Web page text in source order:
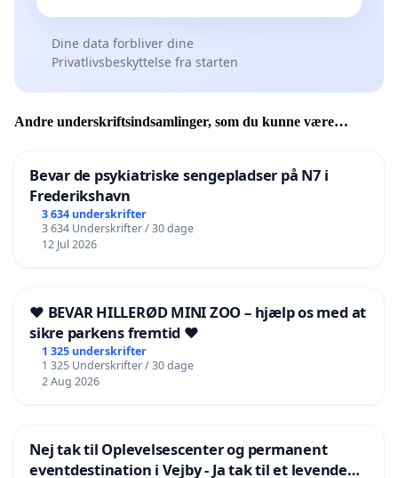
Dine data forbliver dine
Privatlivsbeskyttelse fra starten
Andre underskriftsindsamlinger, som du kunne være
Bevar de psykiatriske sengepladser på N7 i
Frederikshavn
3 634 underskrifter
3 634 Underskrifter / 30 dage
12 Jul 2026
❤️ BEVAR HILLERØD MINI ZOO – hjælp os med at
sikre parkens fremtid ❤️
1 325 underskrifter
1 325 Underskrifter / 30 dage
2 Aug 2026
Nej tak til Oplevelsescenter og permanent
eventdestination i Vejby - Ja tak til et levende